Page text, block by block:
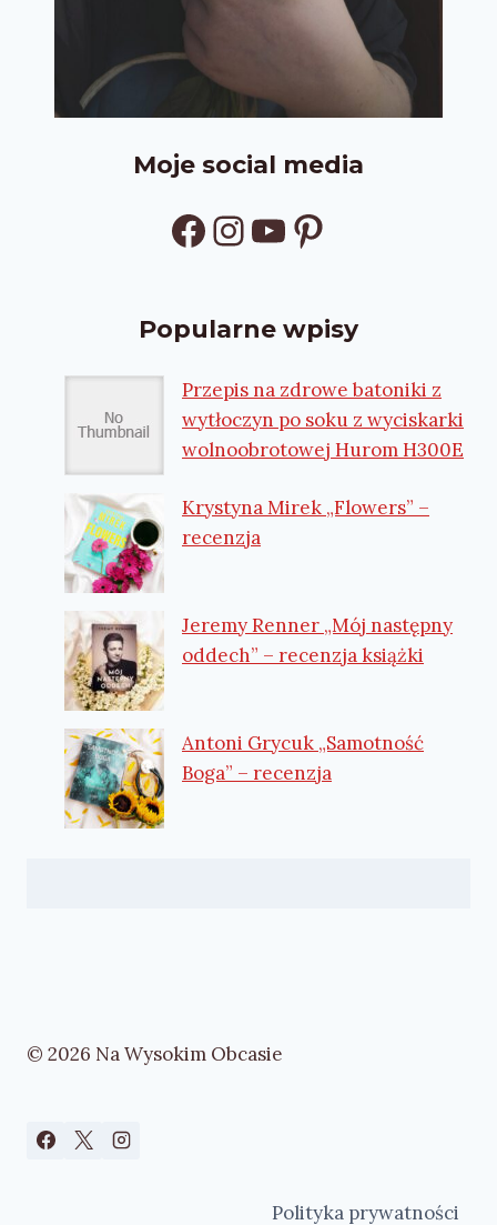
Moje social media
Facebook
Instagram
YouTube
Pinterest
Popularne wpisy
Przepis na zdrowe batoniki z
wytłoczyn po soku z wyciskarki
wolnoobrotowej Hurom H300E
Krystyna Mirek „Flowers” –
recenzja
Jeremy Renner „Mój następny
oddech” – recenzja książki
Antoni Grycuk „Samotność
Boga” – recenzja
© 2026 Na Wysokim Obcasie
Polityka prywatności